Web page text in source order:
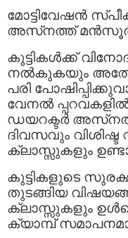
മോട്ടിവേഷൻ
അസ്‌നത്ത് മൻസൂർ
കുട്ടികൾക്ക്
നൽകുകയും
പരി
വേനൽ
ഡയറക്ടർ
ദിവസവും
ക്ലാസ്സുകളും
കുട്ടികളുടെ
തുടങ്ങിയ
ക്ലാസ്സുകളും
ക്യാമ്പ്